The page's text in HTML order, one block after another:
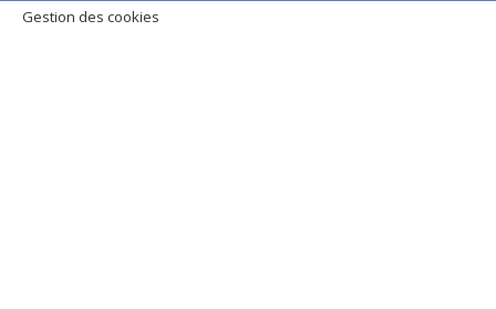
Gestion des cookies